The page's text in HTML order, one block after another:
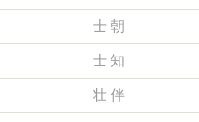
士 朝
士 知
壮 伴